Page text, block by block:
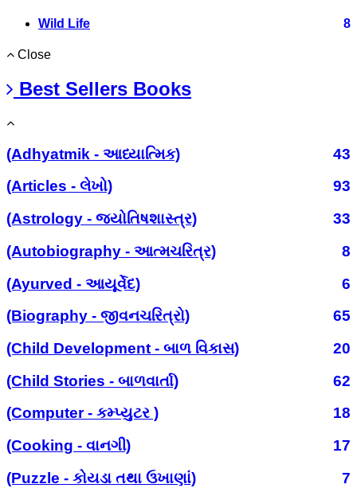
Wild Life 8
Close
Best Sellers Books
(Adhyatmik - આધ્યાત્મિક)
43
(Articles - લેખો)
93
(Astrology - જ્યોતિષશાસ્ત્ર)
33
(Autobiography - આત્મચરિત્ર)
8
(Ayurved - આયૂર્વેદ)
6
(Biography - જીવનચરિત્રો)
65
(Child Development - બાળ વિકાસ)
20
(Child Stories - બાળવાર્તા)
62
(Computer - કમ્પ્યુટર )
18
(Cooking - વાનગી)
17
(Puzzle - કોયડા તથા ઉખાણાં)
7